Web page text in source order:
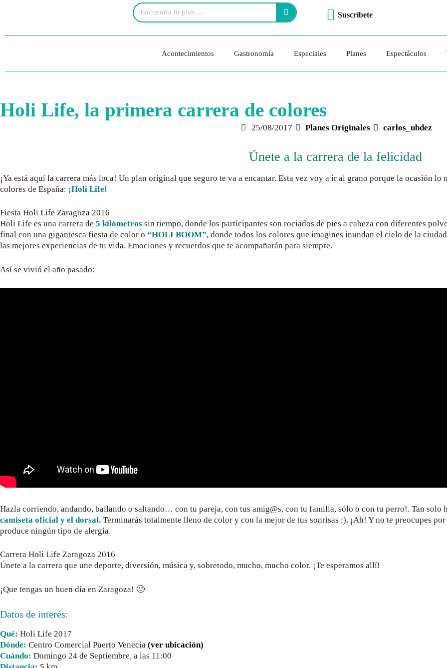
Suscríbete
Acontecimientos Gastronomía Especiales Planes Espectáculos
Holi Life, la primera carrera de colores
25/08/2017 Planes Originales carlos_ubdez
Únete a la carrera de la felicidad
¡Ya está aquí la carrera más loca! Un plan original que seguro te va a encantar. Esta vez voy a ir al grano porque la ocasión lo
colores de España: ¡Holi Life!
Fiesta Holi Life Zaragoza 2016
Holi Life es una carrera de 5 kilómetros sin tiempo, donde los participantes son rociados de pies a cabeza con diferentes
final con una gigantesca fiesta de color o “HOLI BOOM”, donde todos los colores que imagines inundan el cielo de la
las mejores experiencias de tu vida. Emociones y recuerdos que te acompañarán para siempre.
Así se vivió el año pasado:
Hazla corriendo, andando, bailando o saltando… con tu pareja, con tus amig@s, con tu familia, sólo o con tu perro!. Tan solo
camiseta oficial y el dorsal. Terminarás totalmente lleno de color y con la mejor de tus sonrisas :). ¡Ah! Y no te preocupes
produce ningún tipo de alergia.
Carrera Holi Life Zaragoza 2016
Únete a la carrera que une deporte, diversión, música y, sobretodo, mucho, mucho color. ¡Te esperamos allí!
¡Que tengas un buen día en Zaragoza! 🙂
Datos de interés:
Qué: Holi Life 2017
Dónde: Centro Comercial Puerto Venecia (ver ubicación)
Cuándo: Domingo 24 de Septiembre, a las 11:00